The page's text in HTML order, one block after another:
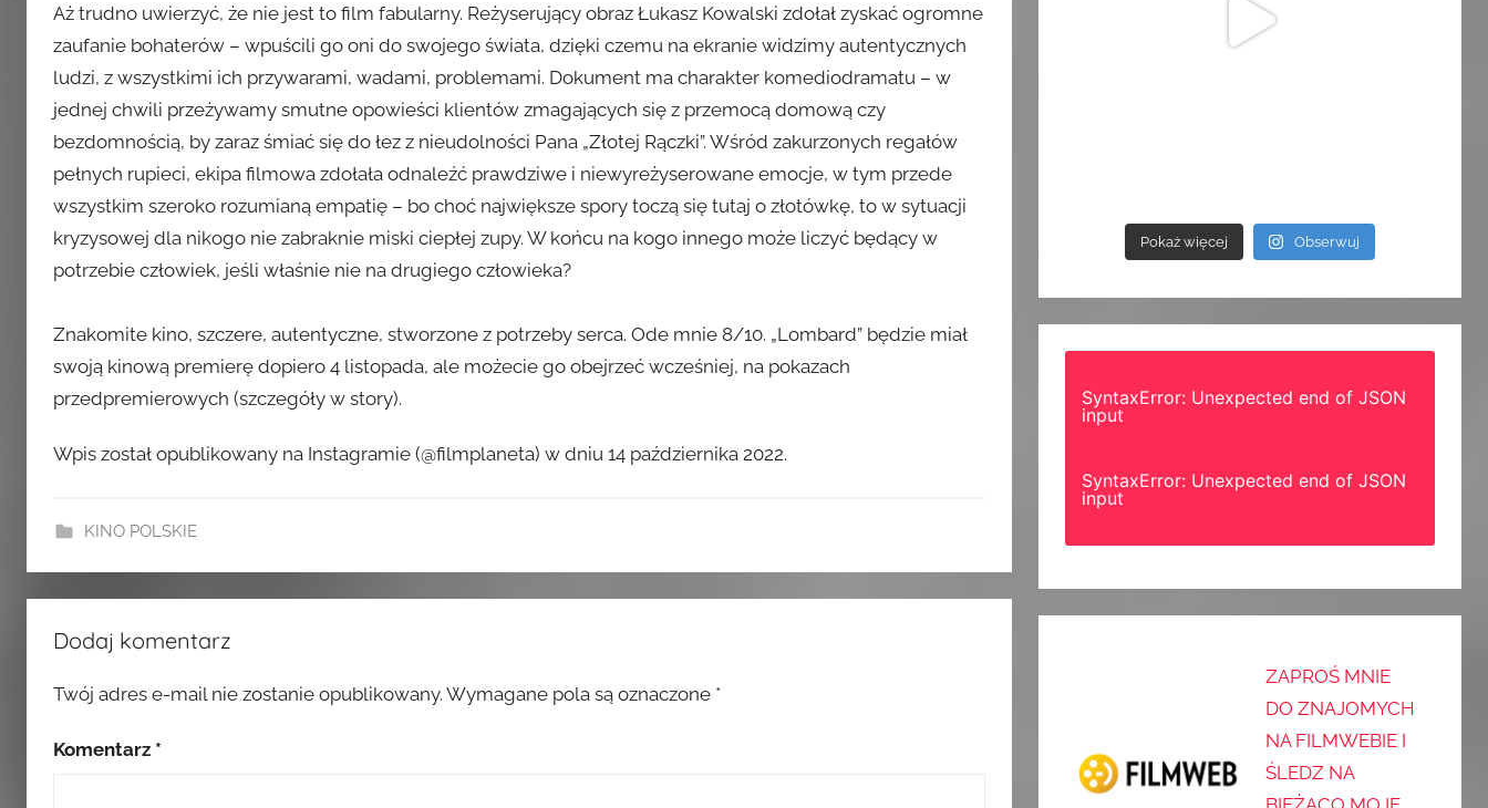
Aż trudno uwierzyć, że nie jest to film fabularny. Reżyserujący obraz Łukasz Kowalski zdołał zyskać ogromne
zaufanie bohaterów – wpuścili go oni do swojego świata, dzięki czemu na ekranie widzimy autentycznych
ludzi, z wszystkimi ich przywarami, wadami, problemami. Dokument ma charakter komediodramatu – w
jednej chwili przeżywamy smutne opowieści klientów zmagających się z przemocą domową czy
bezdomnością, by zaraz śmiać się do łez z nieudolności Pana „Złotej Rączki”. Wśród zakurzonych regałów
pełnych rupieci, ekipa filmowa zdołała odnaleźć prawdziwe i niewyreżyserowane emocje, w tym przede
wszystkim szeroko rozumianą empatię – bo choć największe spory toczą się tutaj o złotówkę, to w sytuacji
kryzysowej dla nikogo nie zabraknie miski ciepłej zupy. W końcu na kogo innego może liczyć będący w
potrzebie człowiek, jeśli właśnie nie na drugiego człowieka?
Znakomite kino, szczere, autentyczne, stworzone z potrzeby serca. Ode mnie 8/10. „Lombard” będzie miał
swoją kinową premierę dopiero 4 listopada, ale możecie go obejrzeć wcześniej, na pokazach
przedpremierowych (szczegóły w story).
Wpis został opublikowany na Instagramie (@filmplaneta) w dniu 14 października 2022.
KINO POLSKIE
Dodaj komentarz
Twój adres e-mail nie zostanie opublikowany. Wymagane pola są oznaczone *
Komentarz *
Pokaż więcej Obserwuj
SyntaxError: Unexpected end of JSON
input
SyntaxError: Unexpected end of JSON
input
ZAPROŚ MNIE
DO ZNAJOMYCH
NA FILMWEBIE I
ŚLEDZ NA